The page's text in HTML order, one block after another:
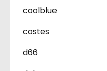
coolblue
costes
d66